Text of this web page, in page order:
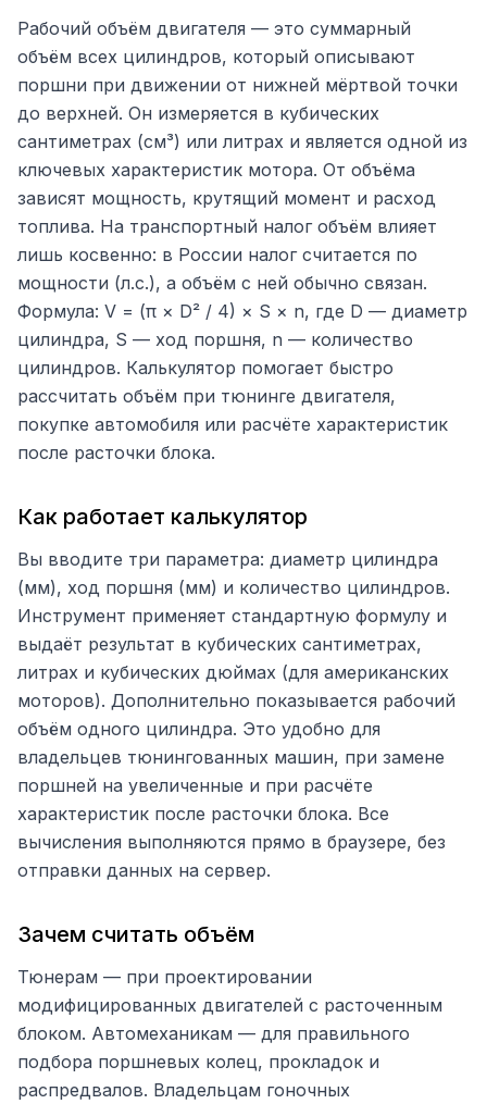
Рабочий объём двигателя — это суммарный
объём всех цилиндров, который описывают
поршни при движении от нижней мёртвой точки
до верхней. Он измеряется в кубических
сантиметрах (см³) или литрах и является одной из
ключевых характеристик мотора. От объёма
зависят мощность, крутящий момент и расход
топлива. На транспортный налог объём влияет
лишь косвенно: в России налог считается по
мощности (л.с.), а объём с ней обычно связан.
Формула: V = (π × D² / 4) × S × n, где D — диаметр
цилиндра, S — ход поршня, n — количество
цилиндров. Калькулятор помогает быстро
рассчитать объём при тюнинге двигателя,
покупке автомобиля или расчёте характеристик
после расточки блока.
Как работает калькулятор
Вы вводите три параметра: диаметр цилиндра
(мм), ход поршня (мм) и количество цилиндров.
Инструмент применяет стандартную формулу и
выдаёт результат в кубических сантиметрах,
литрах и кубических дюймах (для американских
моторов). Дополнительно показывается рабочий
объём одного цилиндра. Это удобно для
владельцев тюнингованных машин, при замене
поршней на увеличенные и при расчёте
характеристик после расточки блока. Все
вычисления выполняются прямо в браузере, без
отправки данных на сервер.
Зачем считать объём
Тюнерам — при проектировании
модифицированных двигателей с расточенным
блоком. Автомеханикам — для правильного
подбора поршневых колец, прокладок и
распредвалов. Владельцам гоночных